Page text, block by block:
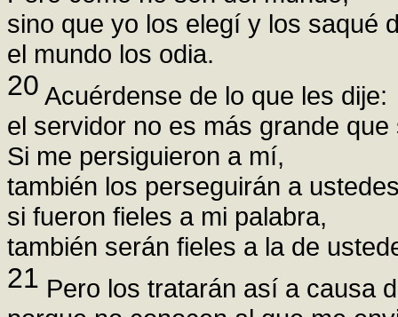
sino que yo los elegí y los saqué
el mundo los odia.
20 Acuérdense de lo que les dije:
el servidor no es más grande que
Si me persiguieron a mí,
también los perseguirán a
si fueron fieles a mi palabra,
también serán fieles a la de
21 Pero los tratarán así a causa